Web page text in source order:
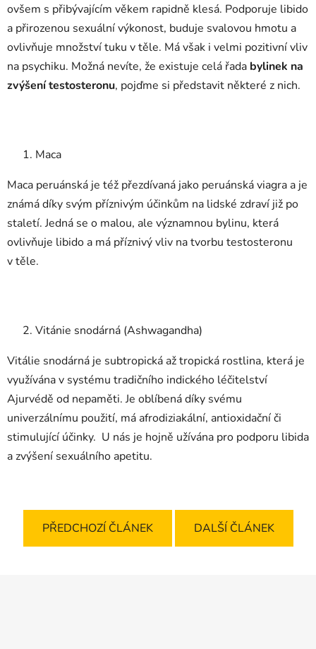
ovšem s přibývajícím věkem rapidně klesá. Podporuje libido
a přirozenou sexuální výkonost, buduje svalovou hmotu a
ovlivňuje množství tuku v těle. Má však i velmi pozitivní vliv
na psychiku. Možná nevíte, že existuje celá řada bylinek na
zvýšení testosteronu, pojďme si představit některé z nich.
Maca
Maca peruánská je též přezdívaná jako peruánská viagra a je
známá díky svým příznivým účinkům na lidské zdraví již po
staletí. Jedná se o malou, ale významnou bylinu, která
ovlivňuje libido a má příznivý vliv na tvorbu testosteronu
v těle.
Vitánie snodárná (Ashwagandha)
Vitálie snodárná je subtropická až tropická rostlina, která je
využívána v systému tradičního indického léčitelství
Ajurvédě od nepaměti. Je oblíbená díky svému
univerzálnímu použití, má afrodiziakální, antioxidační či
stimulující účinky. U nás je hojně užívána pro podporu libida
a zvýšení sexuálního apetitu.
PŘEDCHOZÍ ČLÁNEK DALŠÍ ČLÁNEK